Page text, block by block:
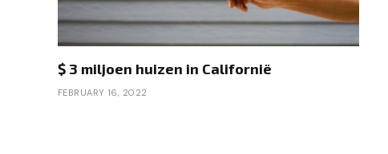
$ 3 miljoen huizen in Californië
FEBRUARY 16, 2022